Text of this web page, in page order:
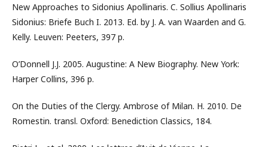
New Approaches to Sidonius Apollinaris. C. Sollius Apollinaris
Sidonius: Briefe Buch I. 2013. Ed. by J. A. van Waarden and G.
Kelly. Leuven: Peeters, 397 p.
O’Donnell J.J. 2005. Augustine: A New Biography. New York:
Harper Collins, 396 p.
On the Duties of the Clergy. Ambrose of Milan. H. 2010. De
Romestin. transl. Oxford: Benediction Classics, 184.